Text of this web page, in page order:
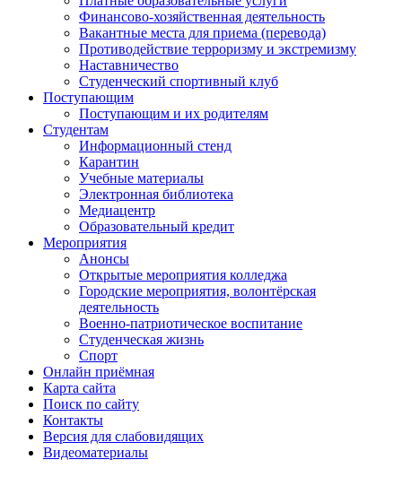
Финансово-хозяйственная деятельность
Вакантные места для приема (перевода)
Противодействие терроризму и экстремизму
Наставничество
Студенческий спортивный клуб
Поступающим
Поступающим и их родителям
Студентам
Информационный стенд
Карантин
Учебные материалы
Электронная библиотека
Медиацентр
Образовательный кредит
Мероприятия
Анонсы
Открытые мероприятия колледжа
Городские мероприятия, волонтёрская
деятельность
Военно-патриотическое воспитание
Студенческая жизнь
Спорт
Онлайн приёмная
Карта сайта
Поиск по сайту
Контакты
Версия для слабовидящих
Видеоматериалы